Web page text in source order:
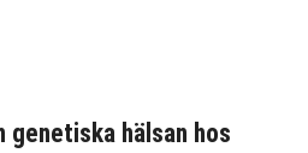
genetiska hälsan hos